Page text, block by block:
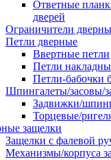
Ответные
дверей
Ограничители
Петли дверные
Ввертные петли
Петли
Петли-бабочки
Шпингалеты/засовы/
Задвижки/
Торцевые/
защелки
Защелки с фалевой
Механизмы/корпуса